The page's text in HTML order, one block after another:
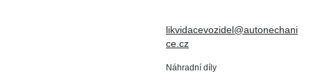
likvidacevozidel@autonechani
ce.cz
Náhradní díly